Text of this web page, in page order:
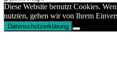
Diese Website benutzt Cookies.
nutzten, gehen wir von Ihrem
Datenschutzerklärung